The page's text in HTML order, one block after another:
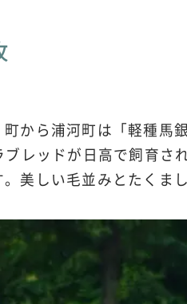
から浦河町は「軽種馬
レッドが日高で飼育さ
美しい毛並みとたくま